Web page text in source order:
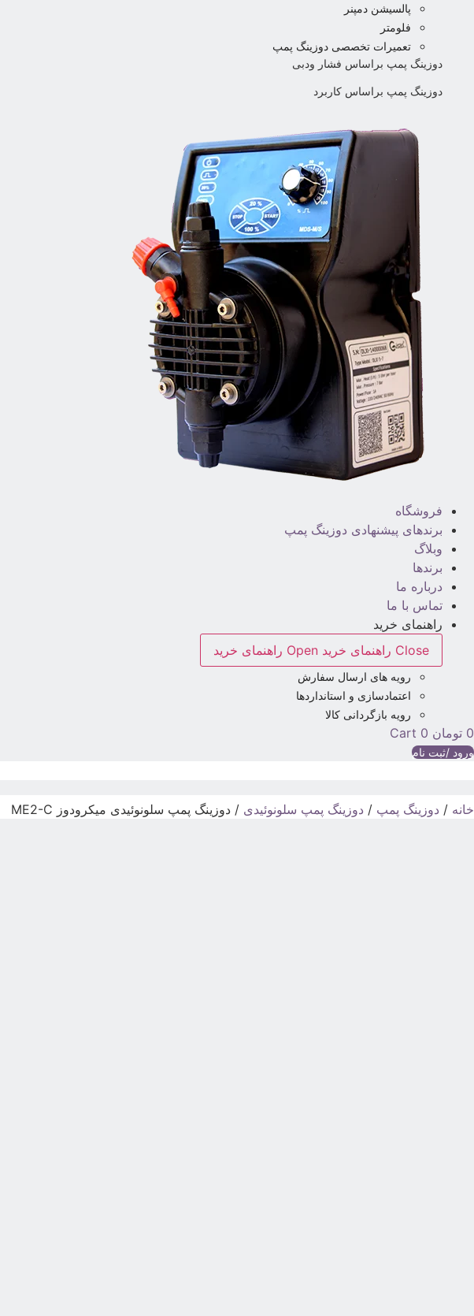
پالسیشن دمپنر
فلومتر
تعمیرات تخصصی دوزینگ پمپ
دوزینگ پمپ براساس فشار ودبی
دوزینگ پمپ براساس کاربرد
فروشگاه
برندهای پیشنهادی دوزینگ پمپ
وبلاگ
برندها
درباره ما
تماس با ما
راهنمای خرید
Close راهنمای خرید
Open راهنمای خرید
رویه های ارسال سفارش
اعتمادسازی و استانداردها
رویه بازگردانی کالا
0 تومان 0
Cart
ورود /ثبت نام
خانه / دوزینگ پمپ / دوزینگ پمپ سلونوئیدی / دوزینگ پمپ سلونوئیدی میکرودوز ME2-C